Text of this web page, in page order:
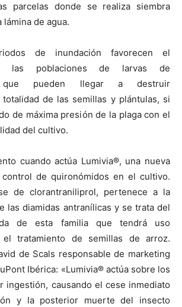
parcelas donde se realiza siembra
de agua.
de inundación favorecen el
las poblaciones de larvas de
que pueden llegar a destruir
de las semillas y plántulas, si
de máxima presión de la plaga con el
del cultivo.
cuando actúa Lumivia®, una nueva
de quironómidos en el cultivo.
de clorantraniliprol, pertenece a la
las diamidas antranílicas y se trata del
de esta familia que tendrá uso
el tratamiento de semillas de arroz.
de Scals responsable de marketing
Ibérica: «Lumivia® actúa sobre los
ingestión, causando el cese inmediato
y la posterior muerte del insecto